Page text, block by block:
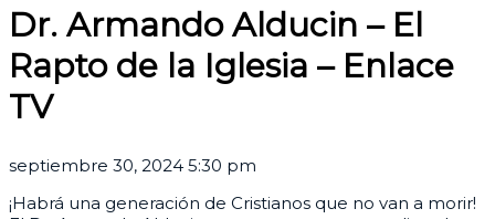
Dr. Armando Alducin – El
Rapto de la Iglesia – Enlace
TV
septiembre 30, 2024 5:30 pm
¡Habrá una generación de Cristianos que no van a morir!